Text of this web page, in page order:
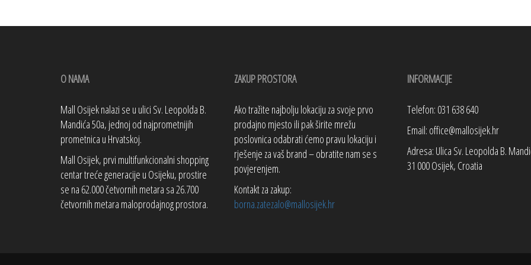
O NAMA
Mall Osijek nalazi se u ulici Sv. Leopolda B.
Mandića 50a, jednoj od najprometnijih
prometnica u Hrvatskoj.
Mall Osijek, prvi multifunkcionalni shopping
centar treće generacije u Osijeku, prostire
se na 62.000 četvornih metara sa 26.700
četvornih metara maloprodajnog prostora.
ZAKUP PROSTORA
Ako tražite najbolju lokaciju za svoje prvo
prodajno mjesto ili pak širite mrežu
poslovnica odabrati ćemo pravu lokaciju i
rješenje za vaš brand – obratite nam se s
povjerenjem.
Kontakt za zakup:
borna.zatezalo@mallosijek.hr
INFORMACIJE
Telefon: 031 638 640
Email: office@mallosijek.hr
Adresa: Ulica Sv. Leopolda B.
31 000 Osijek, Croatia